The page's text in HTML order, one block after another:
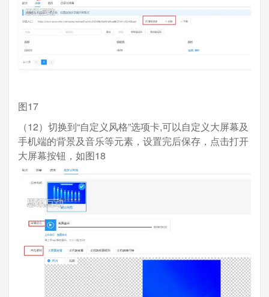
图17
（12）切换到“自定义风格”选项卡,可以自定义大屏幕及
手机端的背景及音乐等元素，设置完后保存，点击打开
大屏幕按钮，如图18